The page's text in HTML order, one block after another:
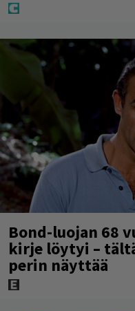
Bond-luojan 68
kirje löytyi –
perin näyttää